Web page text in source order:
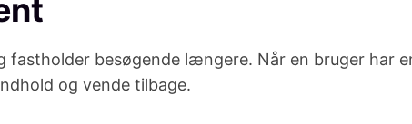
besøgende længere. Når en bruger har
og vende tilbage.